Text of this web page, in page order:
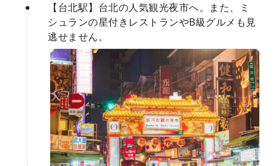
【台北駅】台北の人気観光夜市へ。また、ミ
シュランの星付きレストランやB級グルメも見
逃せません。